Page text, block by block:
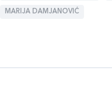
MARIJA DAMJANOVIĆ